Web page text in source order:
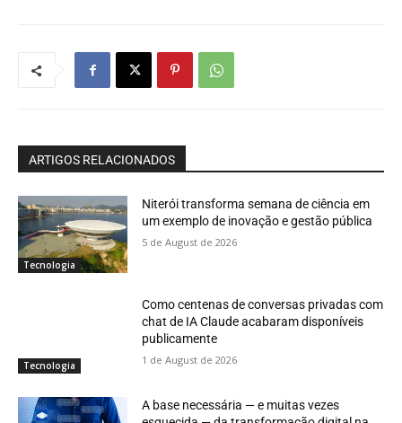
ARTIGOS RELACIONADOS
Tecnologia
Niterói transforma semana de ciência em
um exemplo de inovação e gestão pública
5 de August de 2026
Tecnologia
Como centenas de conversas privadas com
chat de IA Claude acabaram disponíveis
publicamente
1 de August de 2026
A base necessária — e muitas vezes